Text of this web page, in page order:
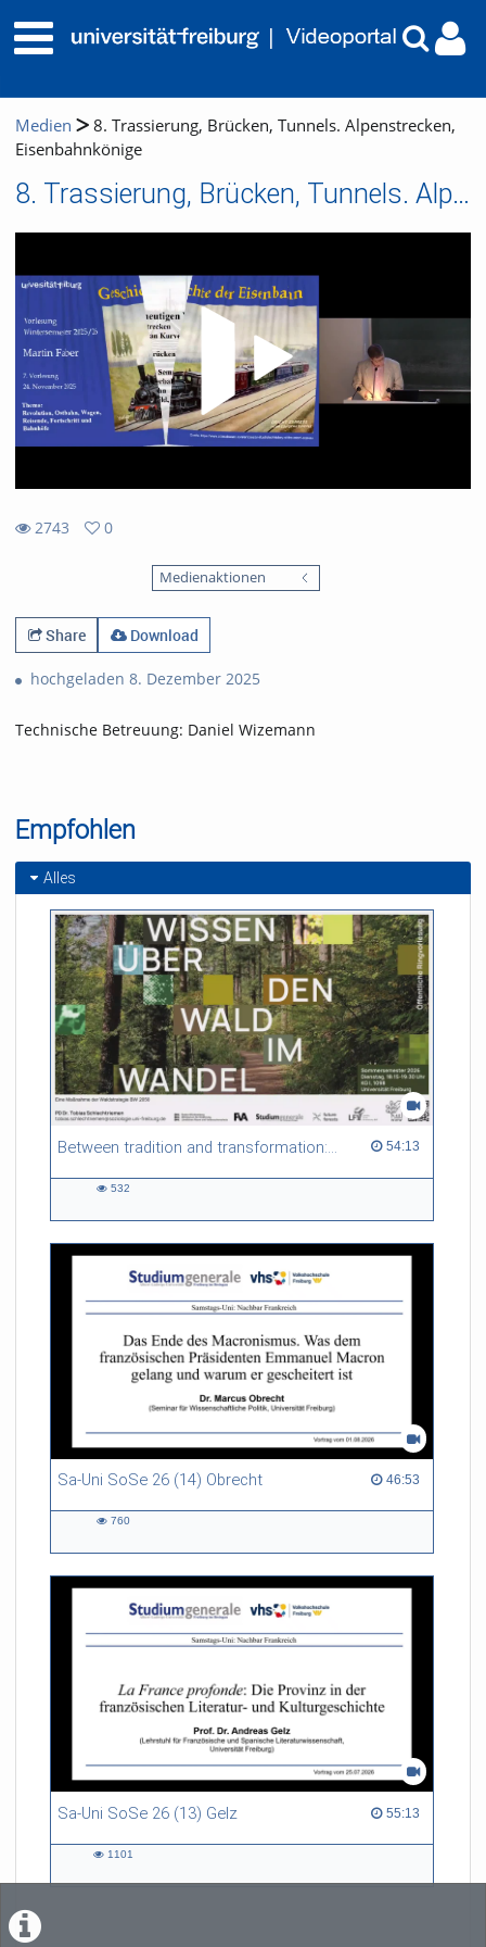
Medien
8. Trassierung, Brücken, Tunnels. Alpenstrecken,
Eisenbahnkönige
8. Trassierung, Brücken, Tunnels. Alpenstrecken, Eisenbahnkönige
2743
0
Medienaktionen
Share Download
hochgeladen 8. Dezember 2025
Technische Betreuung: Daniel Wizemann
Empfohlen
Alles
Between tradition and transformation: how owners, advisers and institutions co-create knowledge for resilient forests in Europe 54:13
54:13 duration
532
Sa-Uni SoSe 26 (14) Obrecht 46:53
46:53 duration
760
Sa-Uni SoSe 26 (13) Gelz 55:13
55:13 duration
1101